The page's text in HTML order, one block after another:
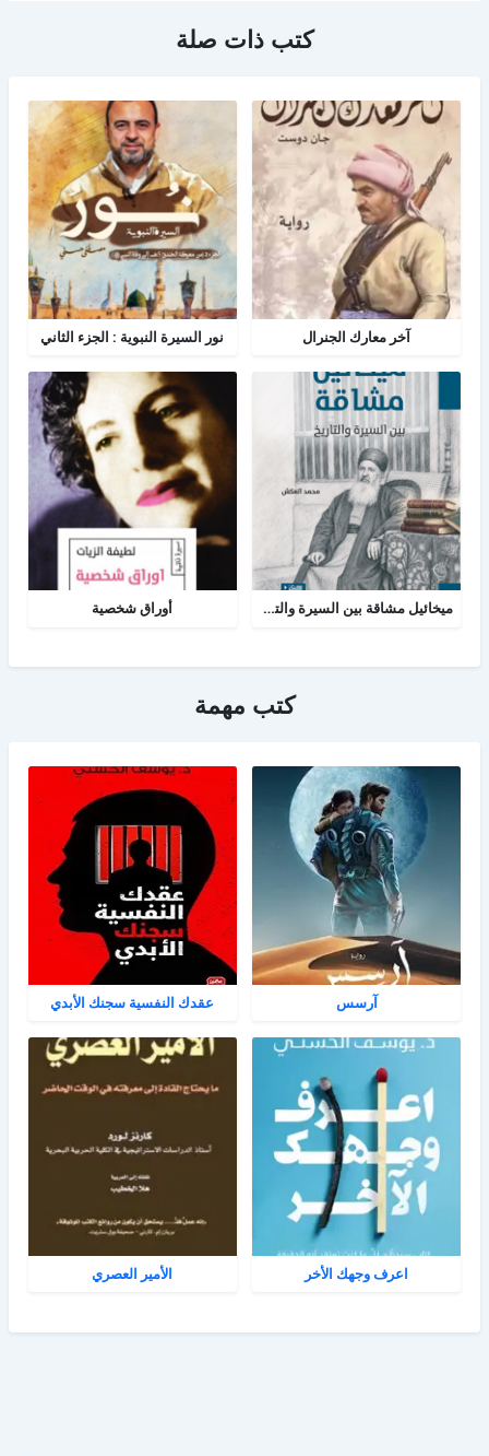
كتب ذات صلة
آخر معارك الجنرال نور السيرة النبوية : الجزء الثاني
ميخائيل مشاقة بين السيرة والتاريخ أوراق شخصية
كتب مهمة
آرسس عقدك النفسية سجنك الأبدي
اعرف وجهك الأخر الأمير العصري